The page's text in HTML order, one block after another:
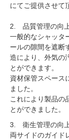
にてご提供させて
2. 品質管理の向
一般的なシャッタ
ールの隙間を遮断
造により、外気の
とができます。
資材保管スペース
ました。
これにより製品の
とができました。
3. 衛生管理の向
両サイドのガイド